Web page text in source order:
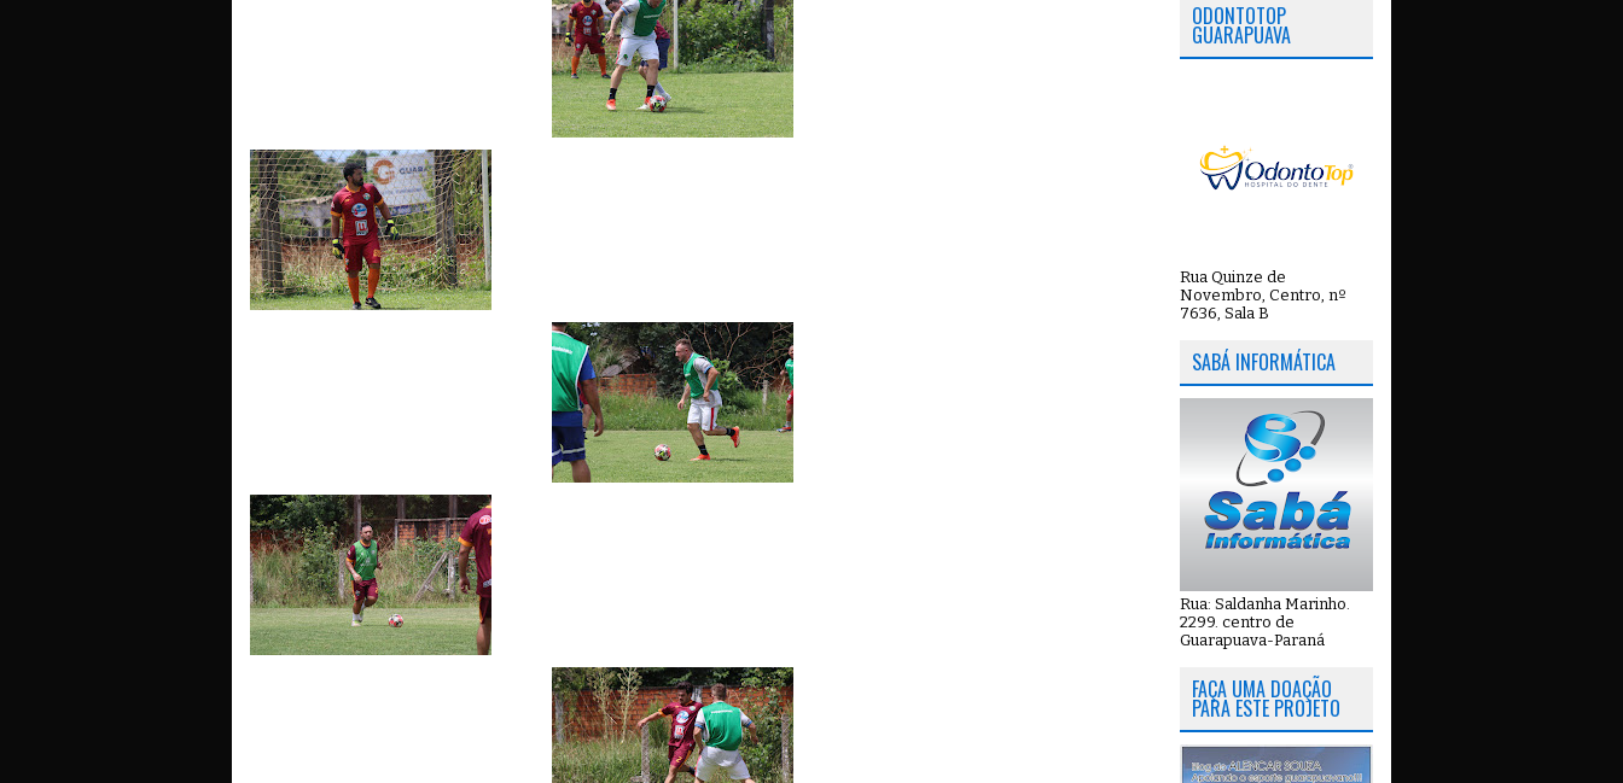
ODONTOTOP
GUARAPUAVA
Rua Quinze de
Novembro, Centro, nº
7636, Sala B
SABÁ INFORMÁTICA
Rua: Saldanha Marinho.
2299. centro de
Guarapuava-Paraná
FAÇA UMA DOAÇÃO
PARA ESTE PROJETO